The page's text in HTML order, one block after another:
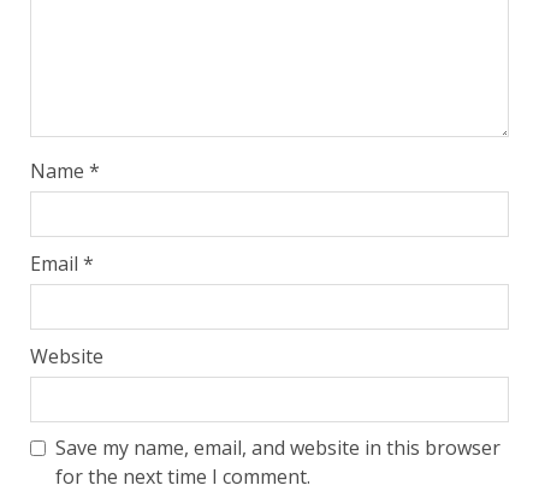
Name *
Email *
Website
Save my name, email, and website in this browser
for the next time I comment.